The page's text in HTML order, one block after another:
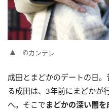
©カンテレ
成田とまどかのデートの日
る成田は、3年前にまどかが
へ。そこでまどかの深い闇